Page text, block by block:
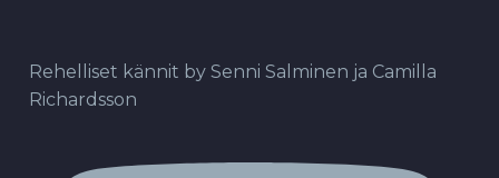
Rehelliset kännit by Senni Salminen ja Camilla
Richardsson